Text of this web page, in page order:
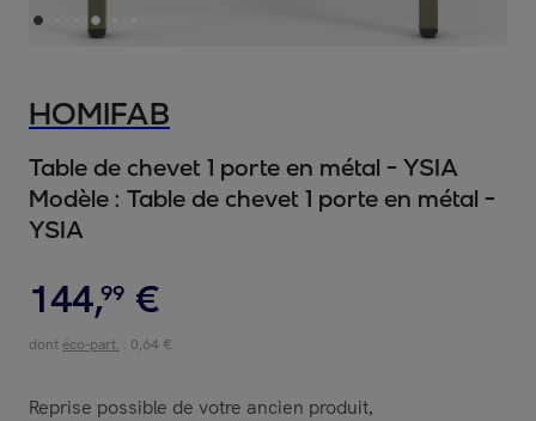
HOMIFAB
Table de chevet 1 porte en métal - YSIA
Modèle : Table de chevet 1 porte en métal -
YSIA
144,99 €
dont éco-part. : 0,64 €
Reprise possible de votre ancien produit,